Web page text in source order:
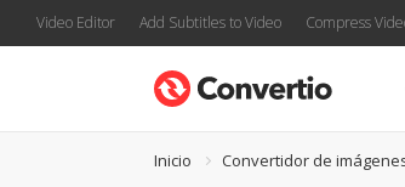
Video Editor Add Subtitles to Video Compress
Inicio Convertidor de